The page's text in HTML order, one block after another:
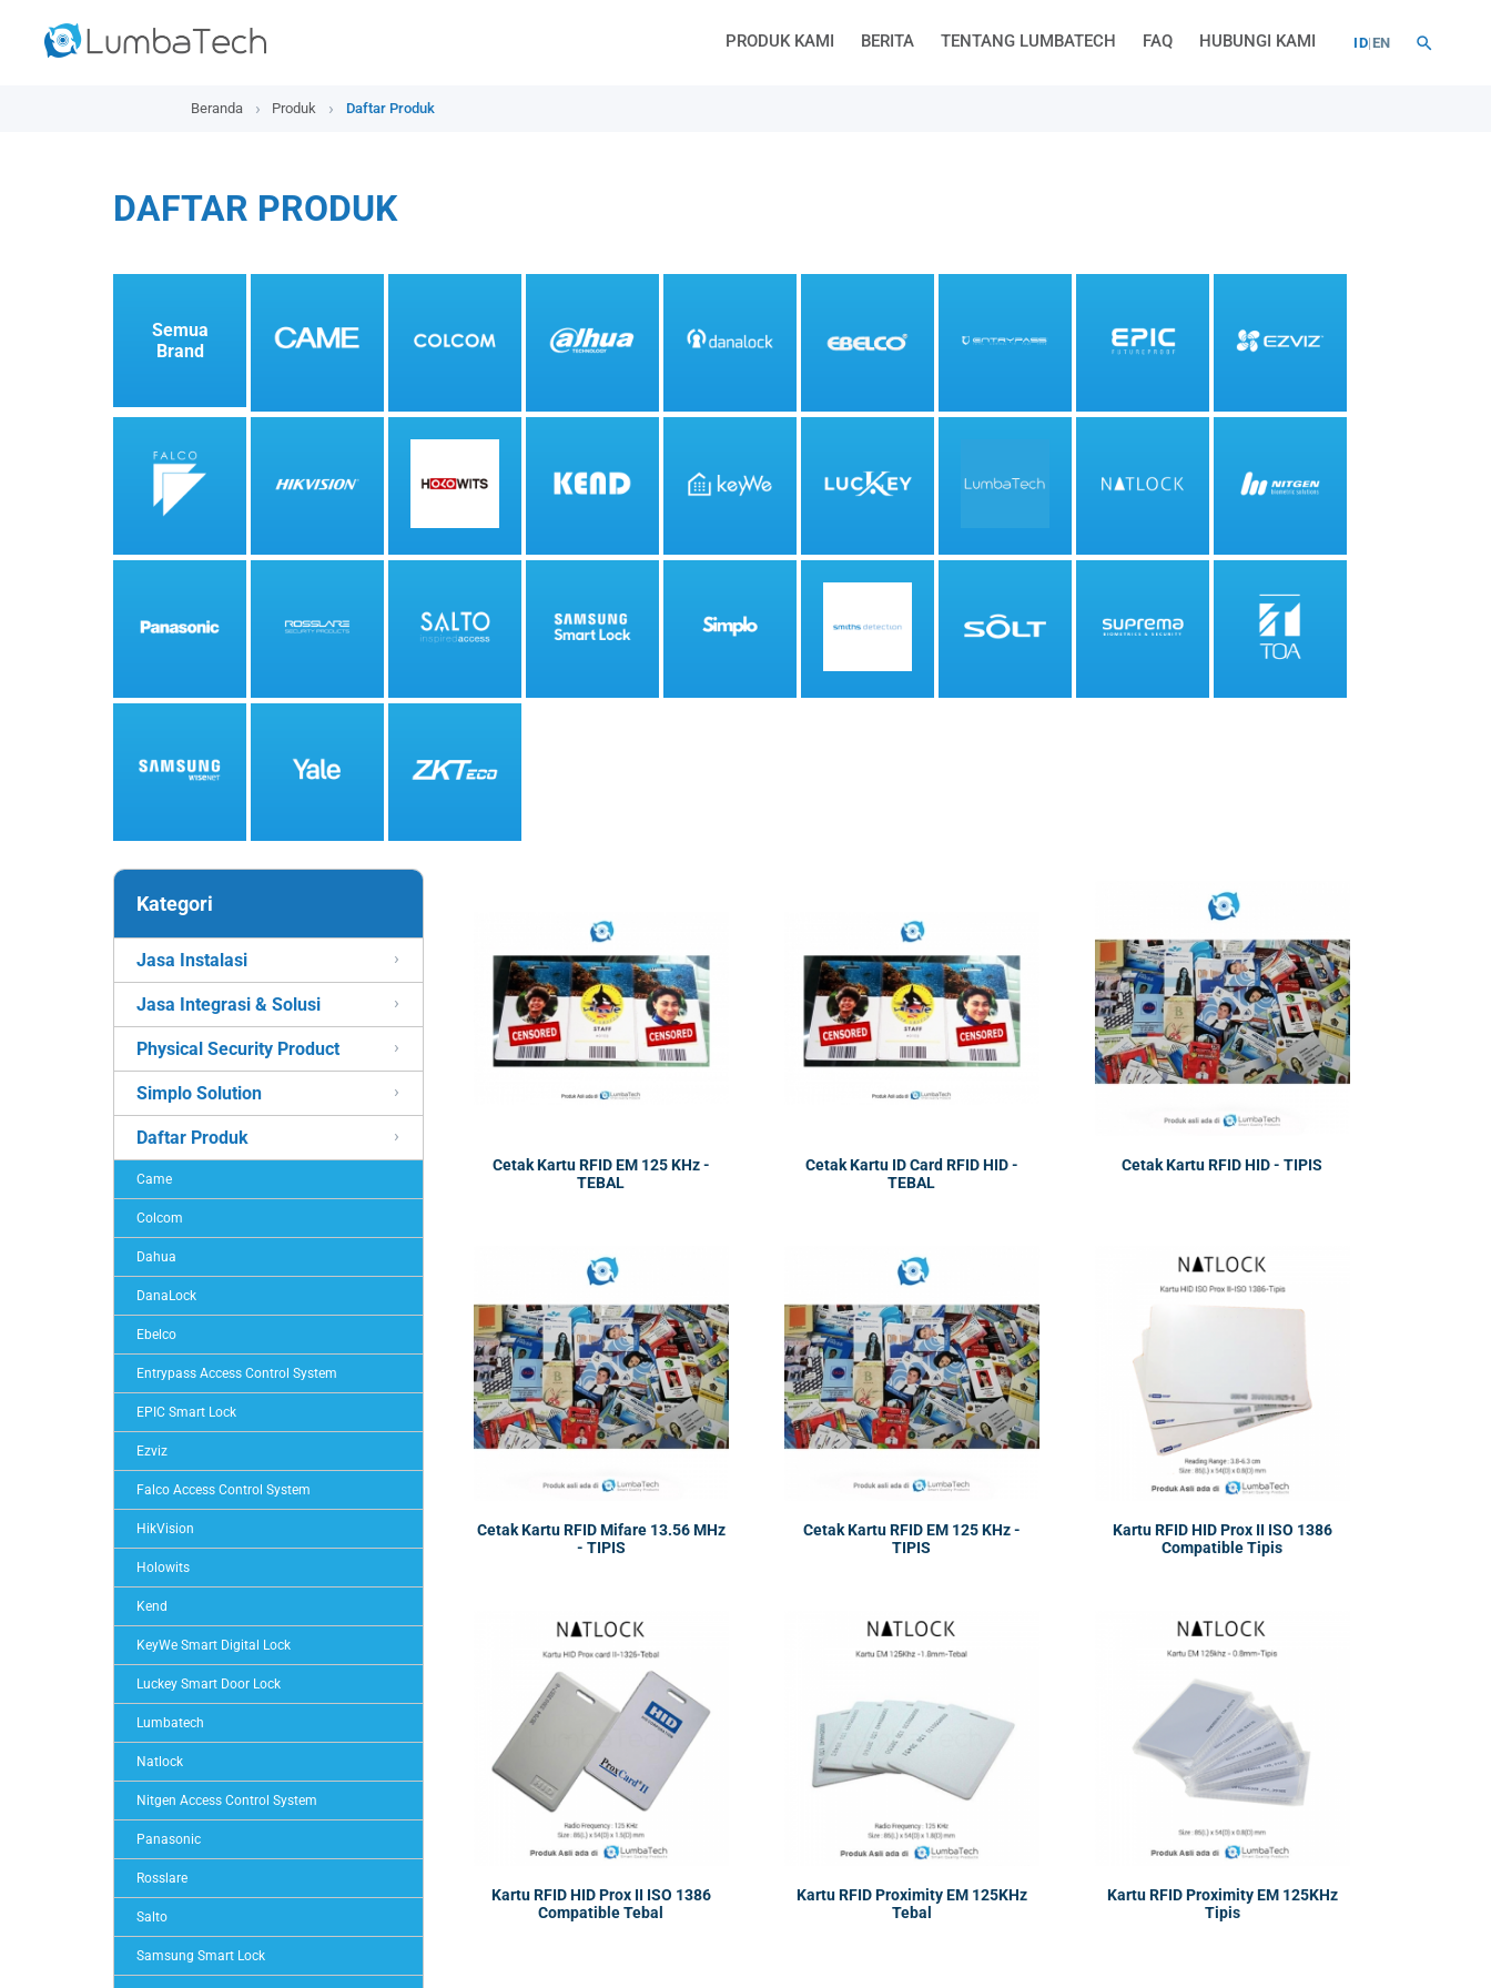
PRODUK KAMI BERITA TENTANG LUMBATECH FAQ HUBUNGI KAMI ID|EN
Beranda Produk Daftar Produk
DAFTAR PRODUK
Semua
Brand
Kategori
Jasa Instalasi
Jasa Integrasi & Solusi
Physical Security Product
Simplo Solution
Daftar Produk
Came
Colcom
Dahua
DanaLock
Ebelco
Entrypass Access Control System
EPIC Smart Lock
Ezviz
Falco Access Control System
HikVision
Holowits
Kend
KeyWe Smart Digital Lock
Luckey Smart Door Lock
Lumbatech
Natlock
Nitgen Access Control System
Panasonic
Rosslare
Salto
Samsung Smart Lock
Cetak Kartu RFID EM 125 KHz -
TEBAL
Cetak Kartu ID Card RFID HID -
TEBAL
Cetak Kartu RFID HID - TIPIS
Cetak Kartu RFID Mifare 13.56 MHz
- TIPIS
Cetak Kartu RFID EM 125 KHz -
TIPIS
Kartu RFID HID Prox II ISO 1386
Compatible Tipis
Kartu RFID HID Prox II ISO 1386
Compatible Tebal
Kartu RFID Proximity EM 125KHz
Tebal
Kartu RFID Proximity EM 125KHz
Tipis